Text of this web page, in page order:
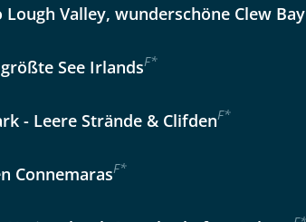
per E-Mail senden
Valley, wunderschöne Clew
See IrlandsF*
- Leere Strände & ClifdenF*
ConnemarasF*